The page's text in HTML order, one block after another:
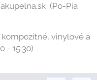
(Po-Pia
vinylové a
- 15:30)